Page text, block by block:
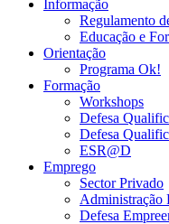
Informação
Regulamento
Educação e
Orientação
Programa Ok!
Formação
Workshops
Defesa
Defesa
ESR@D
Emprego
Sector Privado
Administração
Defesa